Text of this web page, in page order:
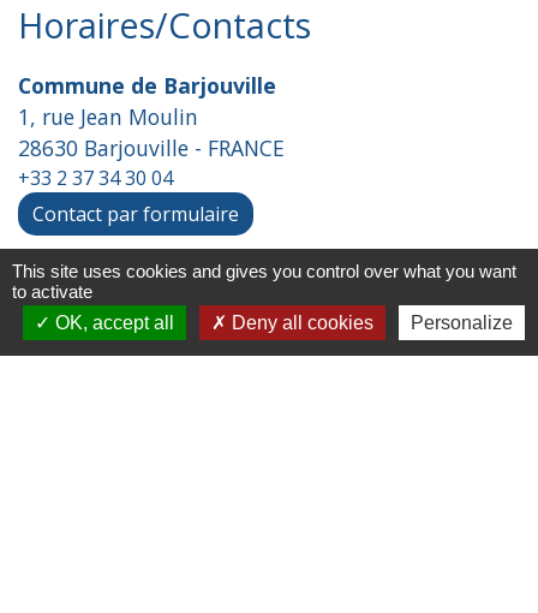
Horaires/Contacts
Commune de Barjouville
1, rue Jean Moulin
28630 Barjouville - FRANCE
+33 2 37 34 30 04
Contact par formulaire
Liens
Chartres Métropole
This site uses cookies and gives you control over what you want
to activate
OK, accept all
Deny all cookies Personalize